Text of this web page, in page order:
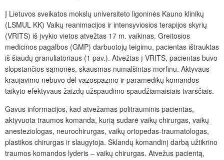
Į Lietuvos sveikatos mokslų universiteto ligoninės Kauno klinikų
(LSMUL KK) Vaikų reanimacijos ir intensyviosios terapijos skyrių
(VRITS) iš įvykio vietos atvežtas 17 m. vaikinas. Greitosios
medicinos pagalbos (GMP) darbuotojų teigimu, pacientas ištrauktas
iš šiaudų granuliatoriaus (1 pav.). Atvežtas į VRITS, pacientas buvo
slopstančios sąmonės, skausmas numalšintas morfinu. Aktyvaus
kraujavimo nebuvo dėl vazospazmo ir paramedikų komandos
taikyto efektyvaus žaizdų užspaudimo spaudžiamaisiais tvarsčiais.
Gavus informacijos, kad atvežamas politrauminis pacientas,
aktyvuota traumos komanda, kurią sudarė vaikų chirurgas, vaikų
anesteziologas, neurochirurgas, vaikų ortopedas-traumatologas,
plastikos chirurgas ir slaugytoja. Sklandų komandinį darbą užtikrino
traumos komandos lyderis – vaikų chirurgas. Atvežus pacientą,